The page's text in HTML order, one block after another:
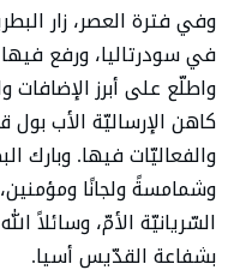
وفي فترة العصر، زار
في سودرتاليا، ورفع
واطلّع على أبرز
كاهن الإرساليّة الأب
والفعاليّات فيها. وبارك
وشمامسةً ولجانًا
السّريانيّة الأمّ، وسائلاً
بشفاعة القدّيس أسيا.